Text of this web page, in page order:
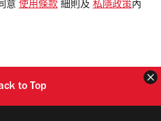
意 使用條款 細則及 私隱政策 內
to Top